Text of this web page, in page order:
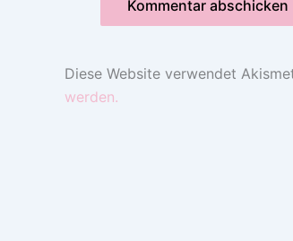
Diese Website verwendet
werden.